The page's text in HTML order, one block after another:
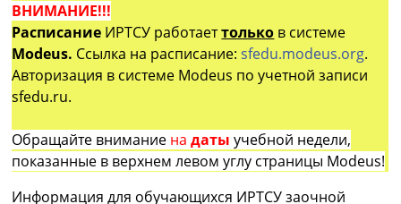
ВНИМАНИЕ!!!
Расписание ИРТСУ работаеттолько в системе
Modeus. Ссылка на расписание:sfedu.modeus.org.
Авторизация в системе Modeus по учетной записи
sfedu.ru.
Обращайте внимание на датыучебной недели,
показанные в верхнем левом углу страницы Modeus!
Информация для обучающихся ИРТСУ заочной